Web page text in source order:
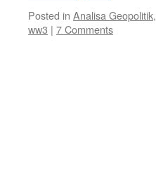
Posted in Analisa Geopolitik,
ww3 | 7 Comments